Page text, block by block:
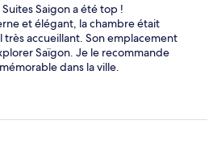
Saigon a été top !
et élégant, la chambre était
très accueillant. Son emplacement
Saïgon. Je le recommande
dans la ville.